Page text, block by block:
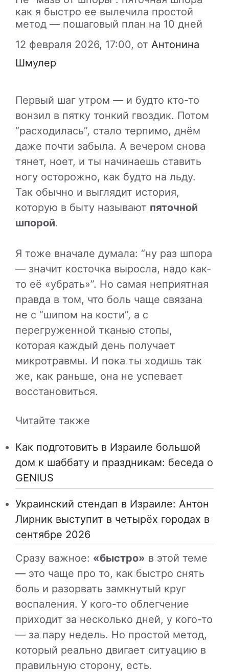
как я быстро ее вылечила простой
метод — пошаговый план на 10 дней
12 февраля 2026, 17:00, от Антонина
Шмулер
Первый шаг утром — и будто кто-то
вонзил в пятку тонкий гвоздик. Потом
“расходилась”, стало терпимо, днём
даже почти забыла. А вечером снова
тянет, ноет, и ты начинаешь ставить
ногу осторожно, как будто на льду.
Так обычно и выглядит история,
которую в быту называют пяточной
шпорой.
Я тоже вначале думала: “ну раз шпора
— значит косточка выросла, надо как-
то её «убрать»”. Но самая неприятная
правда в том, что боль чаще связана
не с “шипом на кости”, а с
перегруженной тканью стопы,
которая каждый день получает
микротравмы. И пока ты ходишь так
же, как раньше, она не успевает
восстановиться.
Читайте также
Как подготовить в Израиле большой
дом к шаббату и праздникам: беседа о
GENIUS
Украинский стендап в Израиле: Антон
Лирник выступит в четырёх городах в
сентябре 2026
Сразу важное: «быстро» в этой теме
— это чаще про то, как быстро снять
боль и разорвать замкнутый круг
воспаления. У кого-то облегчение
приходит за несколько дней, у кого-то
— за пару недель. Но простой метод,
который реально двигает ситуацию в
правильную сторону, есть.